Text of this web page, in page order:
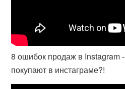
8 ошибок продаж в Instagram
покупают в инстаграме?!